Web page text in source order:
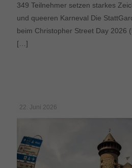
349 Teilnehmer setzen starkes
und queeren Karneval Die
beim Christopher Street Day 2026
[…]
22. Juni 2026